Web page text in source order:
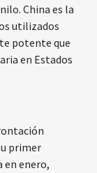
China es la
utilizados
potente que
en Estados
primer
en enero,